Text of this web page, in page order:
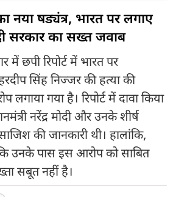
नया षड्यंत्र, भारत पर लगाए
सरकार का सख्त जवाब
छपी रिपोर्ट में भारत पर
सिंह निज्जर की हत्या की
गया है। रिपोर्ट में दावा किया
नरेंद्र मोदी और उनके शीर्ष
की जानकारी थी। हालांकि,
उनके पास इस आरोप को साबित
सबूत नहीं है।